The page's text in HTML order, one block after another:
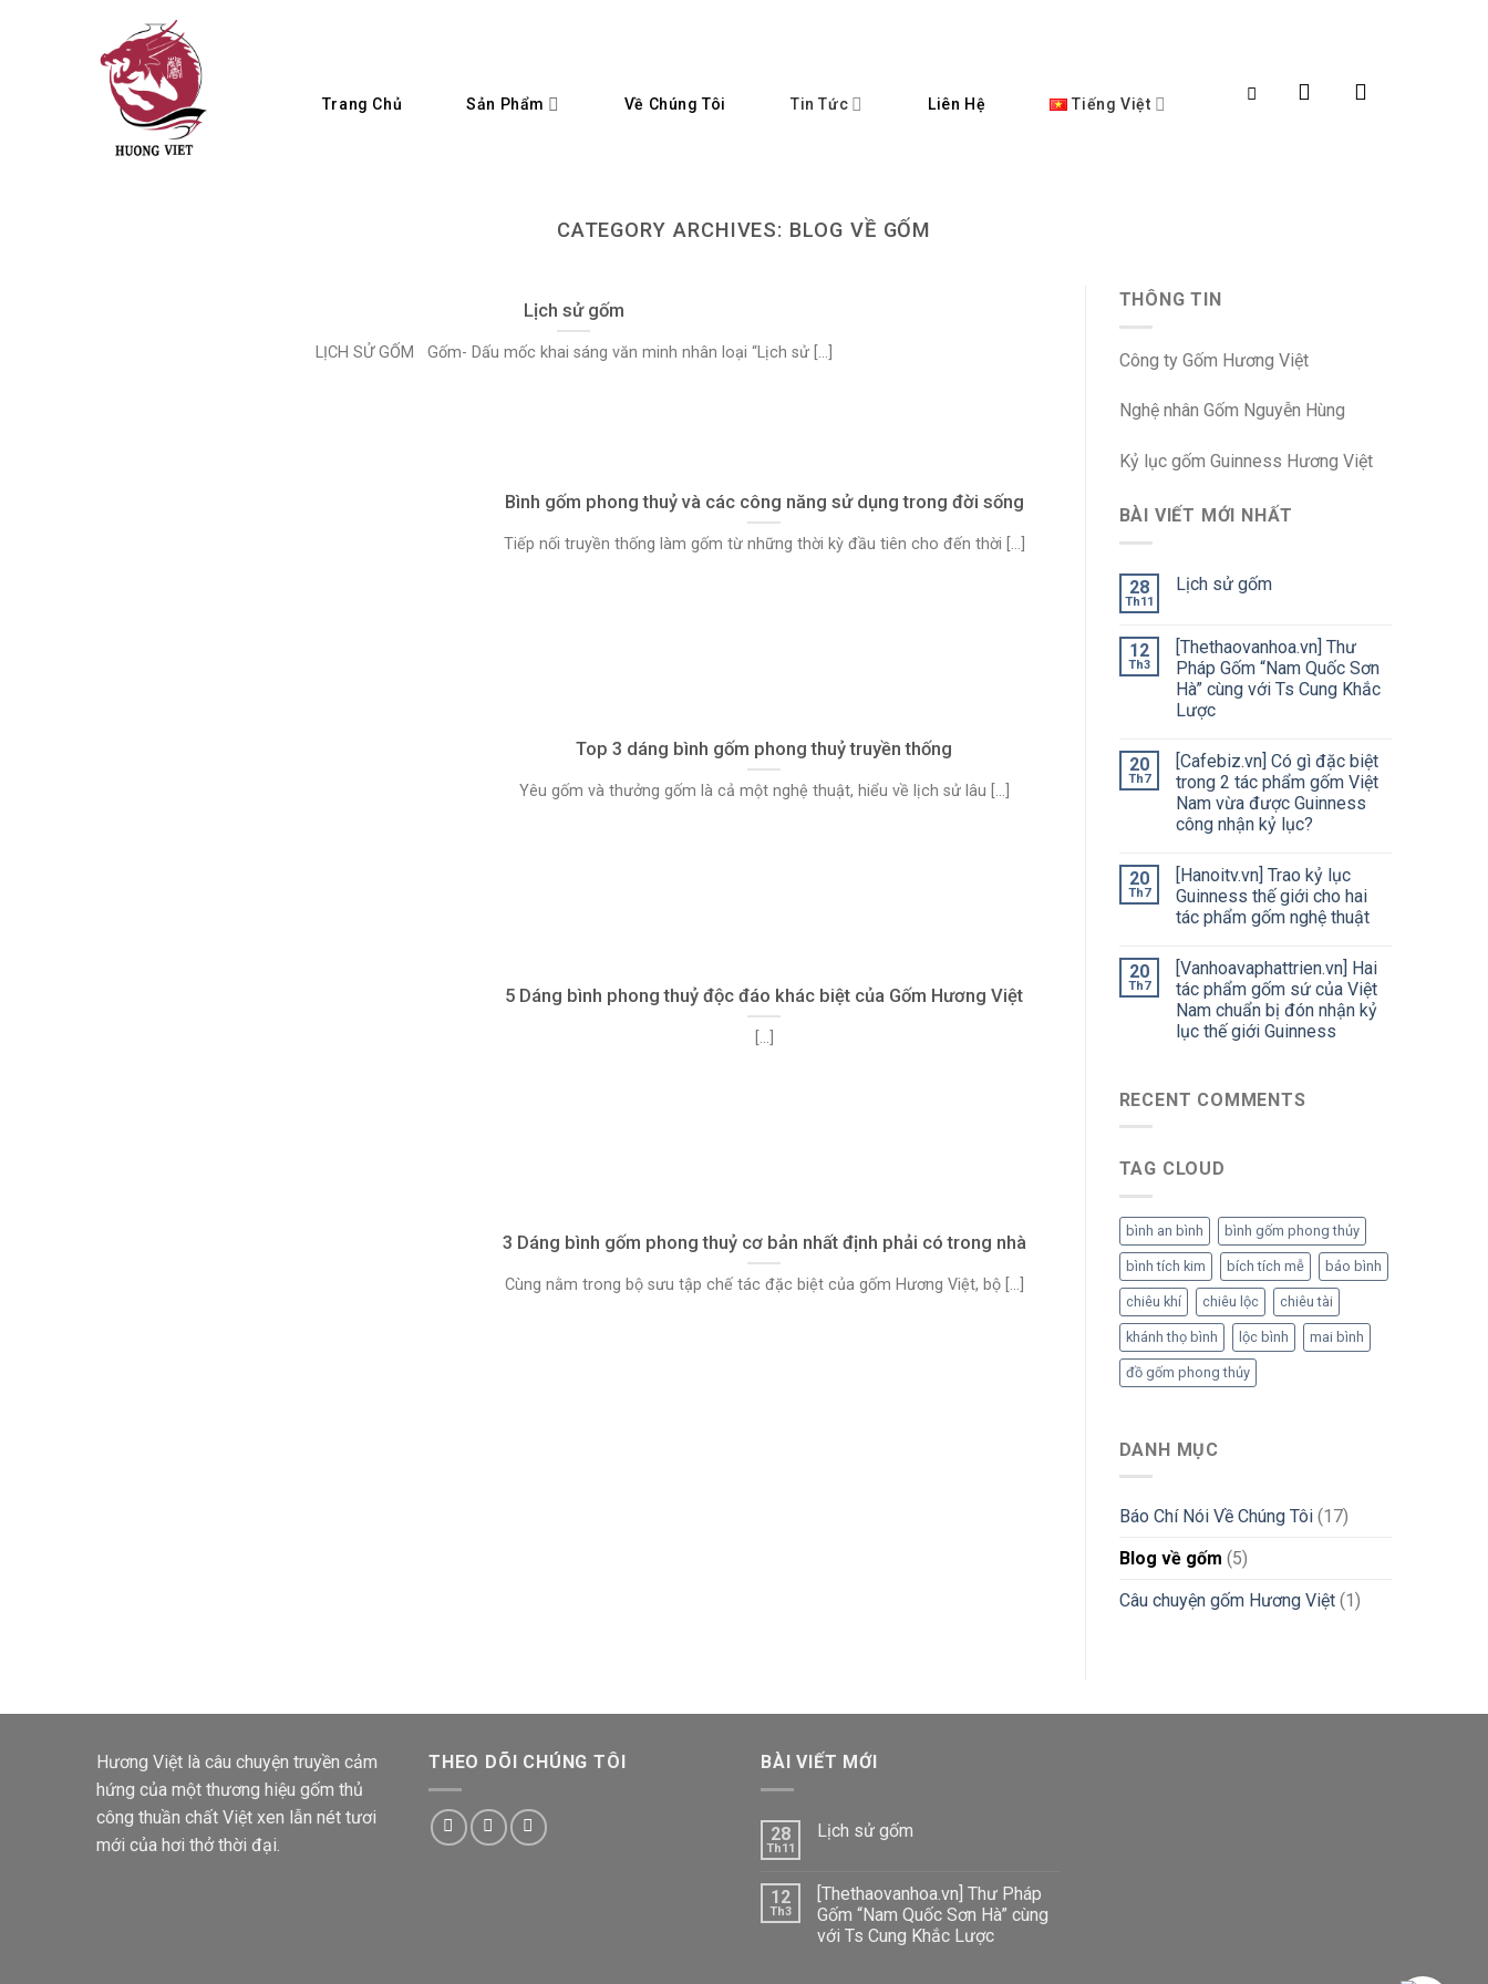
Trang Chủ Sản Phẩm Về Chúng Tôi Tin Tức Liên Hệ Tiếng Việt
CATEGORY ARCHIVES: BLOG VỀ GỐM
Lịch sử gốm
LỊCH SỬ GỐM Gốm- Dấu mốc khai sáng văn minh nhân loại “Lịch sử [...]
Bình gốm phong thuỷ và các công năng sử dụng trong đời sống
Tiếp nối truyền thống làm gốm từ những thời kỳ đầu tiên cho đến thời [...]
Top 3 dáng bình gốm phong thuỷ truyền thống
Yêu gốm và thưởng gốm là cả một nghệ thuật, hiểu về lịch sử lâu [...]
5 Dáng bình phong thuỷ độc đáo khác biệt của Gốm Hương Việt
[...]
3 Dáng bình gốm phong thuỷ cơ bản nhất định phải có trong nhà
Cùng nằm trong bộ sưu tập chế tác đặc biệt của gốm Hương Việt, bộ [...]
THÔNG TIN
Công ty Gốm Hương Việt
Nghệ nhân Gốm Nguyễn Hùng
Kỷ lục gốm Guinness Hương Việt
BÀI VIẾT MỚI NHẤT
28
Th11
Lịch sử gốm
12
Th3
[Thethaovanhoa.vn] Thư
Pháp Gốm “Nam Quốc Sơn
Hà” cùng với Ts Cung Khắc
Lược
20
Th7
[Cafebiz.vn] Có gì đặc biệt
trong 2 tác phẩm gốm Việt
Nam vừa được Guinness
công nhận kỷ lục?
20
Th7
[Hanoitv.vn] Trao kỷ lục
Guinness thế giới cho hai
tác phẩm gốm nghệ thuật
20
Th7
[Vanhoavaphattrien.vn] Hai
tác phẩm gốm sứ của Việt
Nam chuẩn bị đón nhận kỷ
lục thế giới Guinness
RECENT COMMENTS
TAG CLOUD
bình an bình bình gốm phong thủy
bình tích kim bích tích mễ bảo bình
chiêu khí chiêu lộc chiêu tài
khánh thọ bình lộc bình mai bình
đồ gốm phong thủy
DANH MỤC
Báo Chí Nói Về Chúng Tôi(17)
Blog về gốm (5)
Câu chuyện gốm Hương Việt(1)
Hương Việt là câu chuyện truyền cảm
hứng của một thương hiệu gốm thủ
công thuần chất Việt xen lẫn nét tươi
mới của hơi thở thời đại.
THEO DÕI CHÚNG TÔI BÀI VIẾT MỚI
28
Th11
Lịch sử gốm
12
Th3
[Thethaovanhoa.vn] Thư Pháp
Gốm “Nam Quốc Sơn Hà” cùng
với Ts Cung Khắc Lược